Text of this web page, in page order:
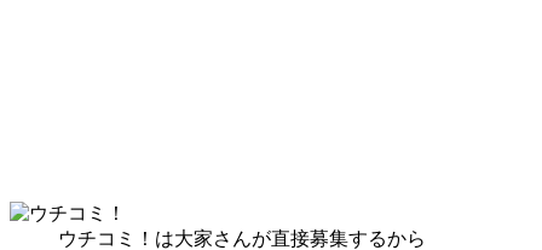
ウチコミ！は大家さんが直接募集するから